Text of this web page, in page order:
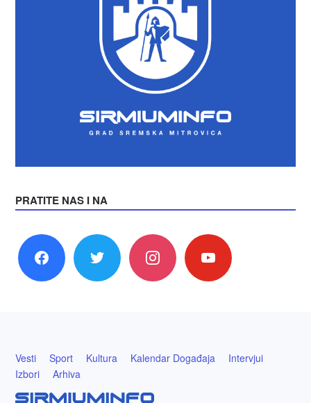
PRATITE NAS I NA
facebook twitter instagram youtube
Vesti Sport Kultura Kalendar Događaja
Intervjui
Izbori
Arhiva